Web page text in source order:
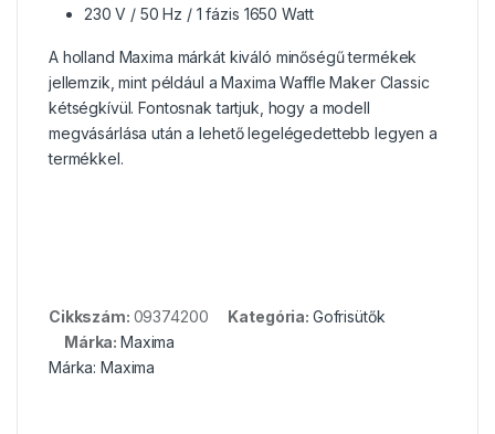
230 V / 50 Hz / 1 fázis 1650 Watt
A holland Maxima márkát kiváló minőségű termékek
jellemzik, mint például a Maxima Waffle Maker Classic
kétségkívül. Fontosnak tartjuk, hogy a modell
megvásárlása után a lehető legelégedettebb legyen a
termékkel.
Cikkszám: 09374200 Kategória: Gofrisütők
Márka:Maxima
Márka:Maxima